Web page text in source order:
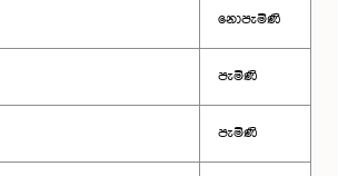
නොපැමිණි
පැමිණි
පැමිණි